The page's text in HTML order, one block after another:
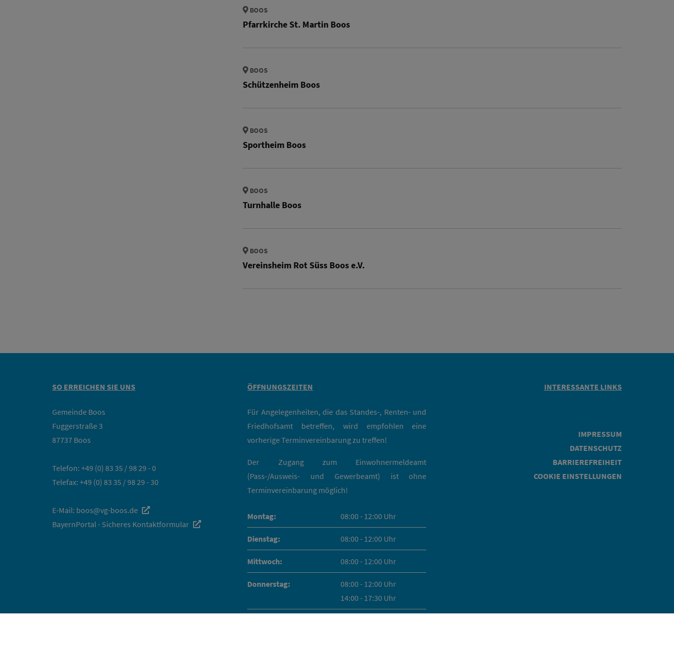
BOOS
Pfarrkirche St. Martin Boos
BOOS
Schützenheim Boos
BOOS
Sportheim Boos
BOOS
Turnhalle Boos
BOOS
Vereinsheim Rot Süss Boos e.V.
SO ERREICHEN SIE UNS
Gemeinde Boos
Fuggerstraße 3
87737 Boos
Telefon: +49 (0) 83 35 / 98 29 - 0
Telefax: +49 (0) 83 35 / 98 29 - 30
E-Mail: boos@vg-boos.de
BayernPortal - Sicheres Kontaktformular
ÖFFNUNGSZEITEN
Für Angelegenheiten, die das Standes-, Renten- und
Friedhofsamt betreffen, wird empfohlen eine
vorherige Terminvereinbarung zu treffen!
Der Zugang zum Einwohnermeldeamt
(Pass-/Ausweis- und Gewerbeamt) ist ohne
Terminvereinbarung möglich!
Montag: 08:00 - 12:00 Uhr
Dienstag: 08:00 - 12:00 Uhr
Mittwoch: 08:00 - 12:00 Uhr
Donnerstag:
08:00 - 12:00 Uhr
14:00 - 17:30 Uhr
INTERESSANTE LINKS
IMPRESSUM
DATENSCHUTZ
BARRIEREFREIHEIT
COOKIE EINSTELLUNGEN